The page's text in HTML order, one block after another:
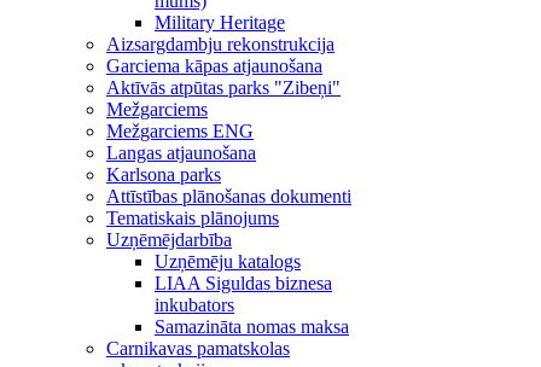
Military Heritage
Aizsargdambju rekonstrukcija
Garciema kāpas atjaunošana
Aktīvās atpūtas parks "Zibeņi"
Mežgarciems
Mežgarciems ENG
Langas atjaunošana
Karlsona parks
Attīstības plānošanas dokumenti
Tematiskais plānojums
Uzņēmējdarbība
Uzņēmēju katalogs
LIAA Siguldas biznesa
inkubators
Samazināta nomas maksa
Carnikavas pamatskolas